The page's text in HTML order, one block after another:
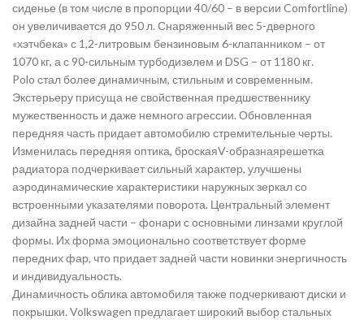
сиденье (в том числе в пропорции 40/60 – в версии Comfortline)
он увеличивается до 950 л. Снаряженный вес 5-дверного
«хэтчбека» с 1,2-литровым бензиновым 6-клапанником – от
1070 кг, а с 90-сильным турбодизелем и DSG – от 1180 кг.
Polo стал более динамичным, стильным и современным.
Экстерьеру присуща не свойственная предшественнику
мужественность и даже немного агрессии. Обновленная
передняя часть придает автомобилю стремительные черты.
Изменилась передняя оптика, броскаяV-образнаярешетка
радиатора подчеркивает сильный характер, улучшены
аэродинамические характеристики наружных зеркал со
встроенными указателями поворота. Центральный элемент
дизайна задней части – фонари с основными линзами круглой
формы. Их форма эмоционально соответствует форме
передних фар, что придает задней части новинки энергичность
и индивидуальность.
Динамичность облика автомобиля также подчеркивают диски и
покрышки. Volkswagen предлагает широкий выбор стальных